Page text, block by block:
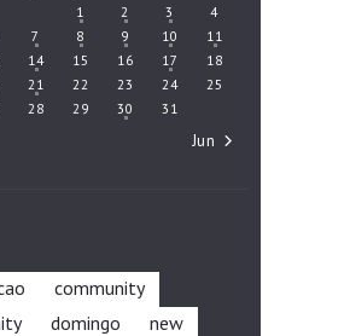
1 2 3
4
7 8 9 10
11
14 15 16 17
18
21 22 23 24
25
28 29 30 31
Jun »
community
domingo
new